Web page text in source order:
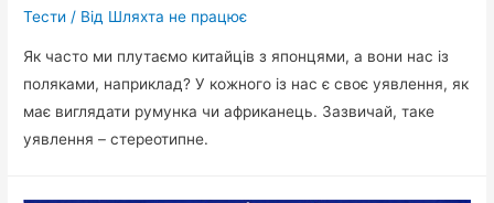
Тести / Від Шляхта не працює
Як часто ми плутаємо китайців з японцями, а вони нас із
поляками, наприклад? У кожного із нас є своє уявлення, як
має виглядати румунка чи африканець. Зазвичай, таке
уявлення – стереотипне.